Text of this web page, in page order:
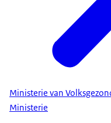
Ministerie van
Ministerie